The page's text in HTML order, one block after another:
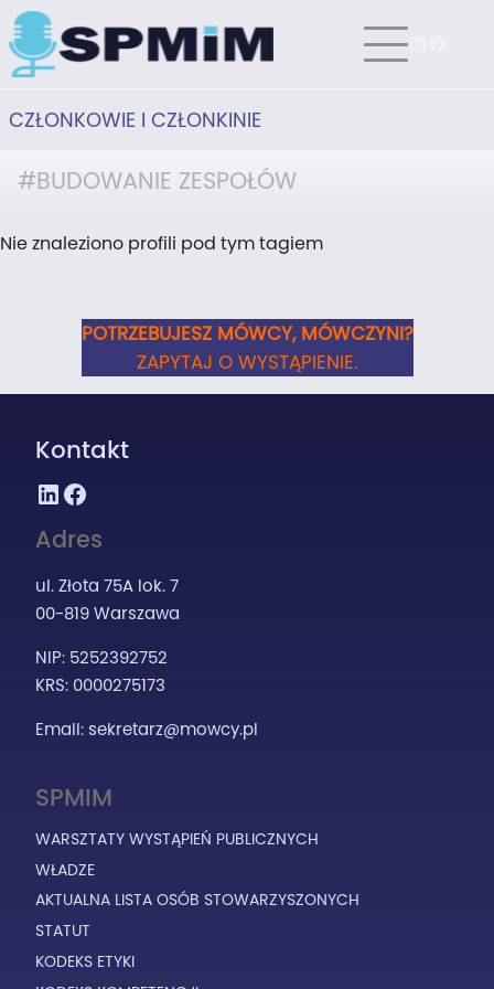
CZŁONKOWIE I CZŁONKINIE
#BUDOWANIE ZESPOŁÓW
Nie znaleziono profili pod tym tagiem
POTRZEBUJESZ MÓWCY, MÓWCZYNI?
ZAPYTAJ O WYSTĄPIENIE.
Kontakt
Adres
ul. Złota 75A lok. 7
00-819 Warszawa
NIP: 5252392752
KRS: 0000275173
Email:sekretarz@mowcy.pl
SPMIM
WARSZTATY WYSTĄPIEŃ PUBLICZNYCH
WŁADZE
AKTUALNA LISTA OSÓB STOWARZYSZONYCH
STATUT
KODEKS ETYKI